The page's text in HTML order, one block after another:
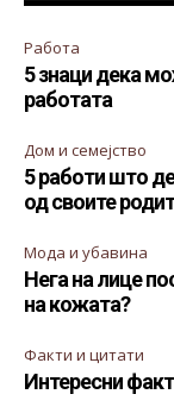
Работа
5 знаци дека
работата
Дом и семејство
5 работи што
од своите
Мода и убавина
Нега на лице
на кожата?
Факти и цитати
Интересни